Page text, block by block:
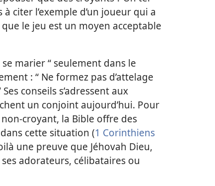
citer l’exemple d’un joueur qui a
le jeu est un moyen acceptable
marier “ seulement dans le
: “ Ne formez pas d’attelage
conseils s’adressent aux
un conjoint aujourd’hui. Pour
croyant, la Bible offre des
cette situation (1 Corinthiens
une preuve que Jéhovah Dieu,
adorateurs, célibataires ou